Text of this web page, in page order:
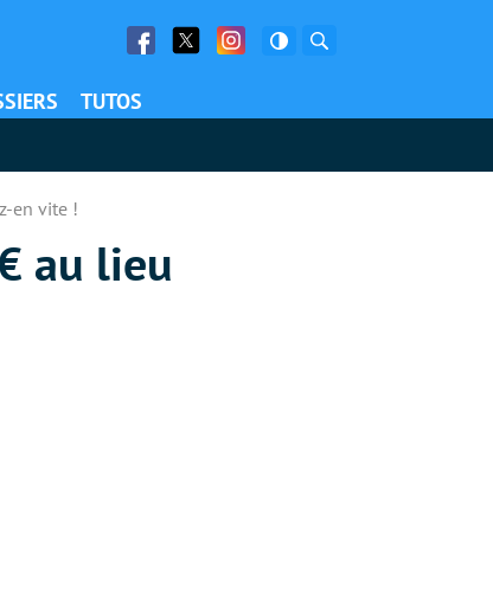
Facebook
Twitter Facebook
TUTOS
en vite !
au lieu